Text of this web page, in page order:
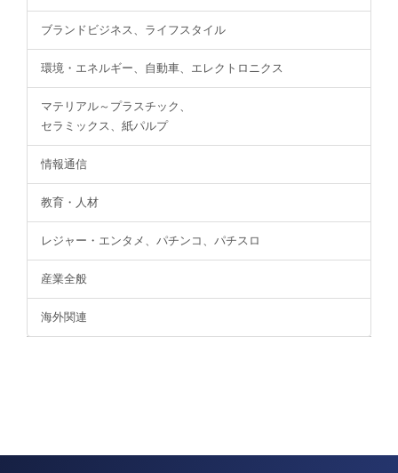
ブランドビジネス、ライフスタイル
環境・エネルギー、自動車、エレクトロニクス
マテリアル～プラスチック、
セラミックス、紙パルプ
情報通信
教育・人材
レジャー・エンタメ、パチンコ、パチスロ
産業全般
海外関連